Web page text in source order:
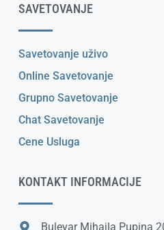
SAVETOVANJE
Savetovanje uživo
Online Savetovanje
Grupno Savetovanje
Chat Savetovanje
Cene Usluga
KONTAKT INFORMACIJE
Bulevar Mihajla Pupina